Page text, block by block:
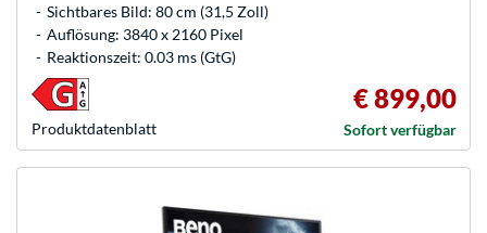
Sichtbares Bild: 80 cm (31,5 Zoll)
Auflösung: 3840 x 2160 Pixel
Reaktionszeit: 0.03 ms (GtG)
Produkt­datenblatt
€ 899,00
Sofort verfügbar